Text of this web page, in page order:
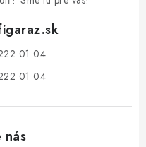
01 04
01 04